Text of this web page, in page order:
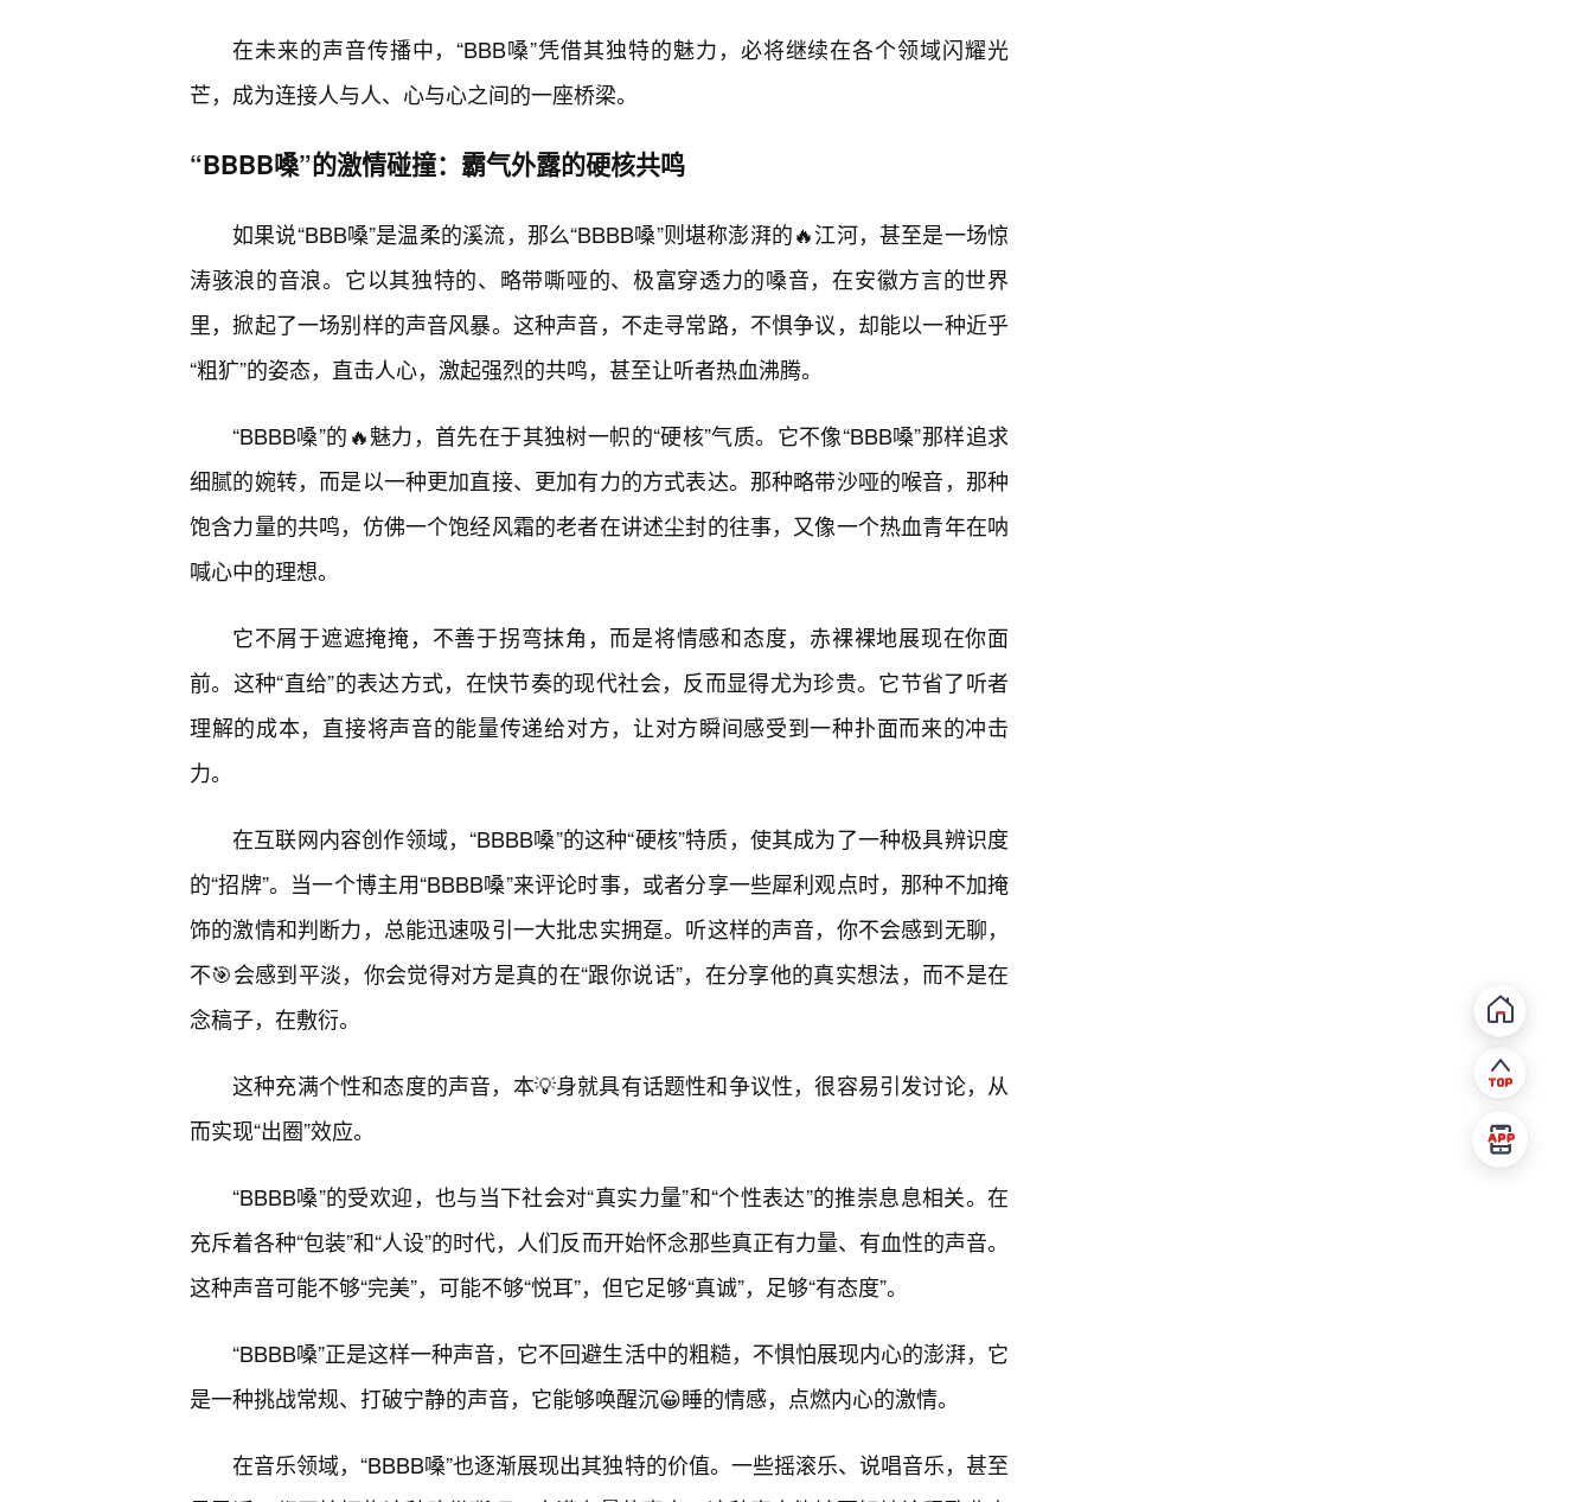
在未来的声音传播中，“BBB嗓”凭借其独特的魅力，必将继续在各个领域闪耀光
芒，成为连接人与人、心与心之间的一座桥梁。
“BBBB嗓”的激情碰撞：霸气外露的硬核共鸣
如果说“BBB嗓”是温柔的溪流，那么“BBBB嗓”则堪称澎湃的🔥江河，甚至是一场惊
涛骇浪的音浪。它以其独特的、略带嘶哑的、极富穿透力的嗓音，在安徽方言的世界
里，掀起了一场别样的声音风暴。这种声音，不走寻常路，不惧争议，却能以一种近乎
“粗犷”的姿态，直击人心，激起强烈的共鸣，甚至让听者热血沸腾。
“BBBB嗓”的🔥魅力，首先在于其独树一帜的“硬核”气质。它不像“BBB嗓”那样追求
细腻的婉转，而是以一种更加直接、更加有力的方式表达。那种略带沙哑的喉音，那种
饱含力量的共鸣，仿佛一个饱经风霜的老者在讲述尘封的往事，又像一个热血青年在呐
喊心中的理想。
它不屑于遮遮掩掩，不善于拐弯抹角，而是将情感和态度，赤裸裸地展现在你面
前。这种“直给”的表达方式，在快节奏的现代社会，反而显得尤为珍贵。它节省了听者
理解的成本，直接将声音的能量传递给对方，让对方瞬间感受到一种扑面而来的冲击
力。
在互联网内容创作领域，“BBBB嗓”的这种“硬核”特质，使其成为了一种极具辨识度
的“招牌”。当一个博主用“BBBB嗓”来评论时事，或者分享一些犀利观点时，那种不加掩
饰的激情和判断力，总能迅速吸引一大批忠实拥趸。听这样的声音，你不会感到无聊，
不🎯会感到平淡，你会觉得对方是真的在“跟你说话”，在分享他的真实想法，而不是在
念稿子，在敷衍。
这种充满个性和态度的声音，本💡身就具有话题性和争议性，很容易引发讨论，从
而实现“出圈”效应。
“BBBB嗓”的受欢迎，也与当下社会对“真实力量”和“个性表达”的推崇息息相关。在
充斥着各种“包装”和“人设”的时代，人们反而开始怀念那些真正有力量、有血性的声音。
这种声音可能不够“完美”，可能不够“悦耳”，但它足够“真诚”，足够“有态度”。
“BBBB嗓”正是这样一种声音，它不回避生活中的粗糙，不惧怕展现内心的澎湃，它
是一种挑战常规、打破宁静的声音，它能够唤醒沉😀睡的情感，点燃内心的激情。
在音乐领域，“BBBB嗓”也逐渐展现出其独特的价值。一些摇滚乐、说唱音乐，甚至